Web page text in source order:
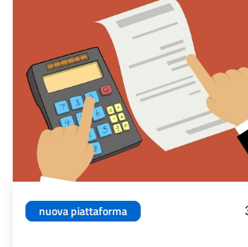
nuova piattaforma